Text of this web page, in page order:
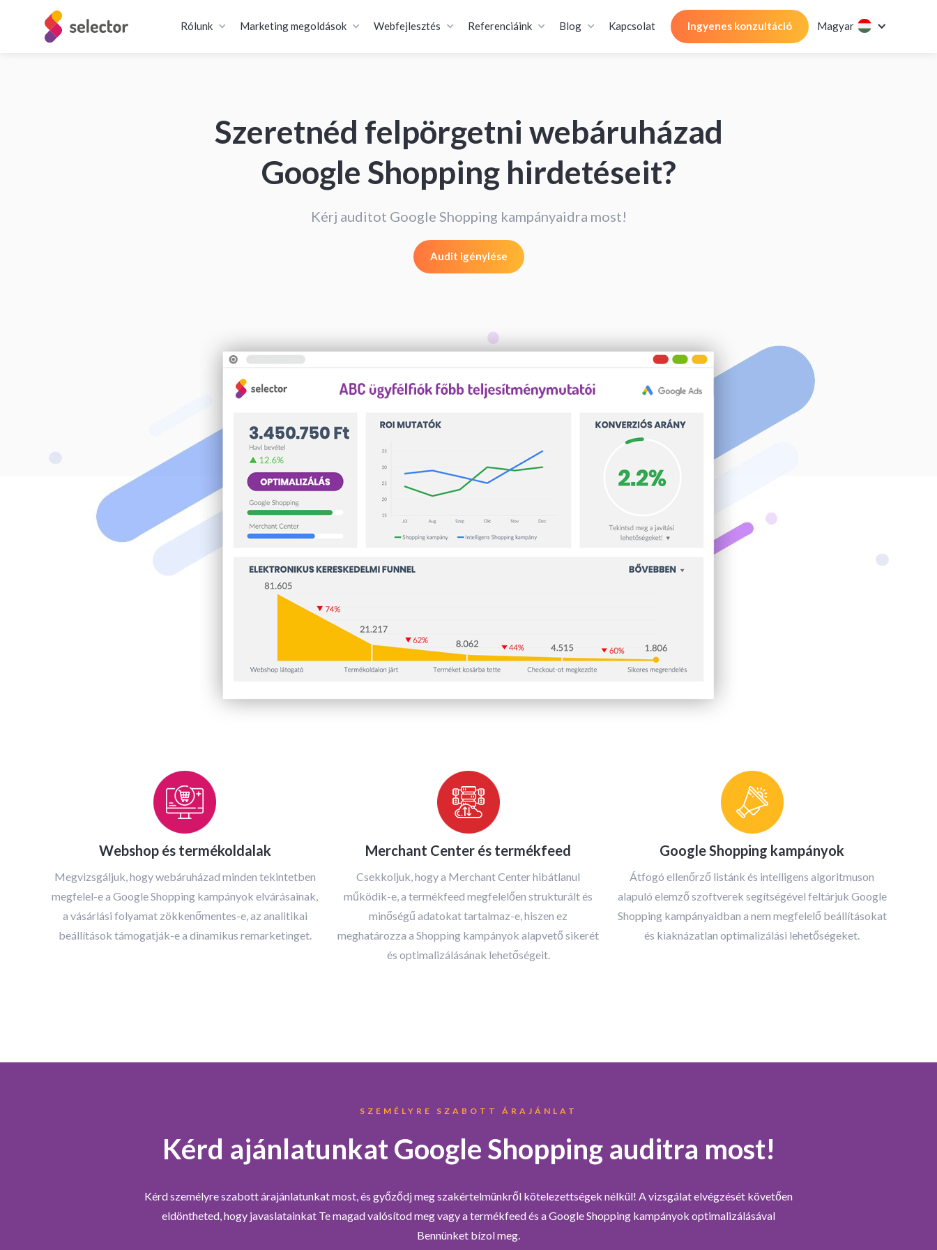
Rólunk Marketing megoldások Webfejlesztés Referenciáink Blog Kapcsolat Ingyenes konzultáció Magyar
Szeretnéd felpörgetni webáruházad
Google Shopping hirdetéseit?
Kérj auditot Google Shopping kampányaidra most!
Audit igénylése
Webshop és termékoldalak
Megvizsgáljuk, hogy webáruházad minden tekintetben
megfelel-e a Google Shopping kampányok elvárásainak,
a vásárlási folyamat zökkenőmentes-e, az analitikai
beállítások támogatják-e a dinamikus remarketinget.
Merchant Center és termékfeed
Csekkoljuk, hogy a Merchant Center hibátlanul
működik-e, a termékfeed megfelelően strukturált és
minőségű adatokat tartalmaz-e, hiszen ez
meghatározza a Shopping kampányok alapvető sikerét
és optimalizálásának lehetőségeit.
Google Shopping kampányok
Átfogó ellenőrző listánk és intelligens algoritmuson
alapuló elemző szoftverek segítségével feltárjuk Google
Shopping kampányaidban a nem megfelelő beállításokat
és kiaknázatlan optimalizálási lehetőségeket.
SZEMÉLYRE SZABOTT ÁRAJÁNLAT
Kérd ajánlatunkat Google Shopping auditra most!
Kérd személyre szabott árajánlatunkat most, és győződj meg szakértelmünkről kötelezettségek nélkül! A vizsgálat elvégzését követően
eldöntheted, hogy javaslatainkat Te magad valósítod meg vagy a termékfeed és a Google Shopping kampányok optimalizálásával
Bennünket bízol meg.